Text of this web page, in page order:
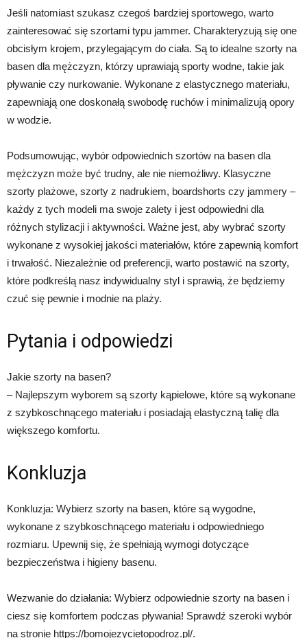
Jeśli natomiast szukasz czegoś bardziej sportowego, warto
zainteresować się szortami typu jammer. Charakteryzują się one
obcisłym krojem, przylegającym do ciała. Są to idealne szorty na
basen dla mężczyzn, którzy uprawiają sporty wodne, takie jak
pływanie czy nurkowanie. Wykonane z elastycznego materiału,
zapewniają one doskonałą swobodę ruchów i minimalizują opory
w wodzie.
Podsumowując, wybór odpowiednich szortów na basen dla
mężczyzn może być trudny, ale nie niemożliwy. Klasyczne
szorty plażowe, szorty z nadrukiem, boardshorts czy jammery –
każdy z tych modeli ma swoje zalety i jest odpowiedni dla
różnych stylizacji i aktywności. Ważne jest, aby wybrać szorty
wykonane z wysokiej jakości materiałów, które zapewnią komfort
i trwałość. Niezależnie od preferencji, warto postawić na szorty,
które podkreślą nasz indywidualny styl i sprawią, że będziemy
czuć się pewnie i modnie na plaży.
Pytania i odpowiedzi
Jakie szorty na basen?
– Najlepszym wyborem są szorty kąpielowe, które są wykonane
z szybkoschnącego materiału i posiadają elastyczną talię dla
większego komfortu.
Konkluzja
Konkluzja: Wybierz szorty na basen, które są wygodne,
wykonane z szybkoschnącego materiału i odpowiedniego
rozmiaru. Upewnij się, że spełniają wymogi dotyczące
bezpieczeństwa i higieny basenu.
Wezwanie do działania: Wybierz odpowiednie szorty na basen i
ciesz się komfortem podczas pływania! Sprawdź szeroki wybór
na stronie https://bomojezycietopodroz.pl/.